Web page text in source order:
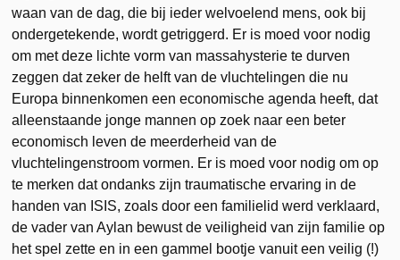
waan van de dag, die bij ieder welvoelend mens, ook bij
ondergetekende, wordt getriggerd. Er is moed voor nodig
om met deze lichte vorm van massahysterie te durven
zeggen dat zeker de helft van de vluchtelingen die nu
Europa binnenkomen een economische agenda heeft, dat
alleenstaande jonge mannen op zoek naar een beter
economisch leven de meerderheid van de
vluchtelingenstroom vormen. Er is moed voor nodig om op
te merken dat ondanks zijn traumatische ervaring in de
handen van ISIS, zoals door een familielid werd verklaard,
de vader van Aylan bewust de veiligheid van zijn familie op
het spel zette en in een gammel bootje vanuit een veilig (!)